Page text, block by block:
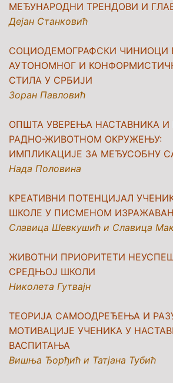
МЕЂУНАРОДНИ ТРЕНДОВИ И
Дејан Станковић
СОЦИОДЕМОГРАФСКИ ЧИНИОЦИ
АУТОНОМНОГ И
СТИЛА У СРБИЈИ
Зоран Павловић
ОПШТА УВЕРЕЊА НАСТАВНИКА
РАДНО-ЖИВОТНОМ ОКРУЖЕЊУ:
ИМПЛИКАЦИЈЕ ЗА МЕЂУСОБНУ
Нада Половина
КРЕАТИВНИ ПОТЕНЦИЈАЛ
ШКОЛЕ У ПИСМЕНОМ
Славица Шевкушић и Славица
ЖИВОТНИ ПРИОРИТЕТИ
СРЕДЊОЈ ШКОЛИ
Николета Гутвајн
ТЕОРИЈА САМООДРЕЂЕЊА И
МОТИВАЦИЈЕ УЧЕНИКА У
ВАСПИТАЊА
Вишња Ђорђић и Татјана Тубић